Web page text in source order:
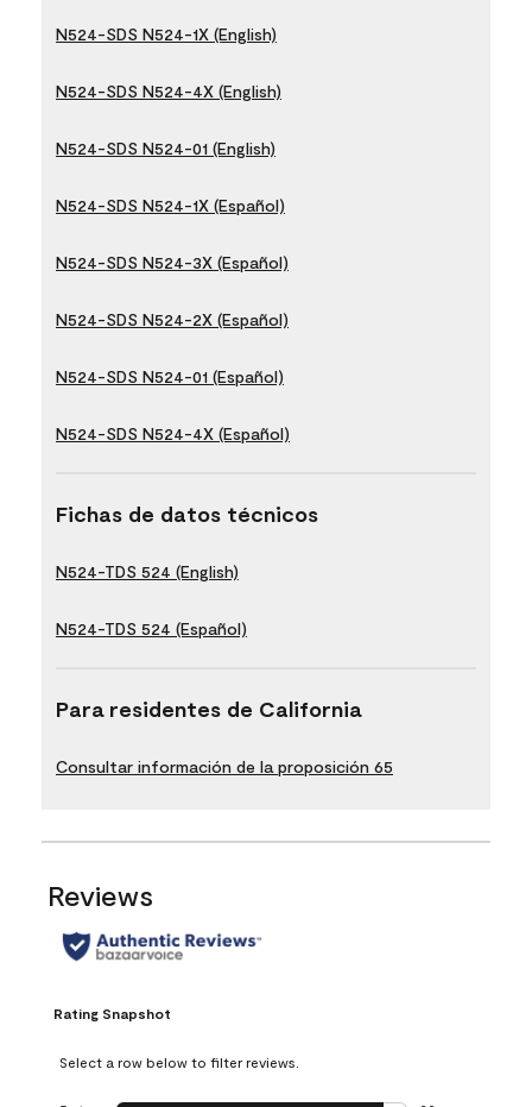
N524-SDS N524-1X (English)
N524-SDS N524-4X (English)
N524-SDS N524-01 (English)
N524-SDS N524-1X (Español)
N524-SDS N524-3X (Español)
N524-SDS N524-2X (Español)
N524-SDS N524-01 (Español)
N524-SDS N524-4X (Español)
Fichas de datos técnicos
N524-TDS 524 (English)
N524-TDS 524 (Español)
Para residentes de California
Consultar información de la proposición 65
Reviews
Rating Snapshot
Select a row below to filter reviews.